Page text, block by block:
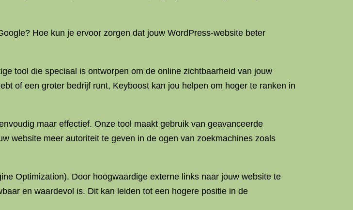
Hoe kun je ervoor zorgen dat jouw WordPress-website beter
tool die speciaal is ontworpen om de online zichtbaarheid van jouw
of een groter bedrijf runt, Keyboost kan jou helpen om hoger te ranken in
maar effectief. Onze tool maakt gebruik van geavanceerde
website meer autoriteit te geven in de ogen van zoekmachines zoals
Optimization). Door hoogwaardige externe links naar jouw website te
en waardevol is. Dit kan leiden tot een hogere positie in de